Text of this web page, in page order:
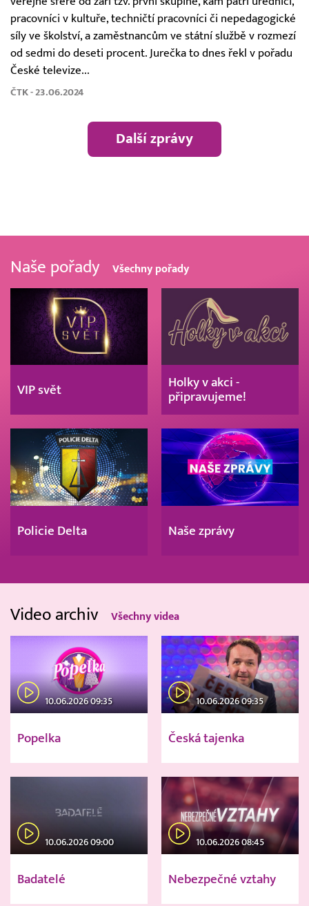
pracovníci v kultuře, techničtí pracovníci či nepedagogické
síly ve školství, a zaměstnancům ve státní službě v rozmezí
od sedmi do deseti procent. Jurečka to dnes řekl v pořadu
České televize...
ČTK - 23.06.2024
Další zprávy
Naše pořady Všechny pořady
VIP svět
Holky v akci -
připravujeme!
Policie Delta Naše zprávy
Video archiv Všechny videa
10.06.2026 09:35
Popelka
10.06.2026 09:35
Česká tajenka
10.06.2026 09:00
Badatelé
10.06.2026 08:45
Nebezpečné vztahy